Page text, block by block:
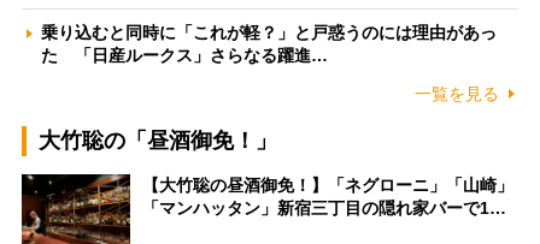
乗り込むと同時に「これが軽？」と戸惑うのには理由があっ
た 「日産ルークス」さらなる躍進…
一覧を見る
大竹聡の「昼酒御免！」
【大竹聡の昼酒御免！】「ネグローニ」「山崎」
「マンハッタン」新宿三丁目の隠れ家バーで1…